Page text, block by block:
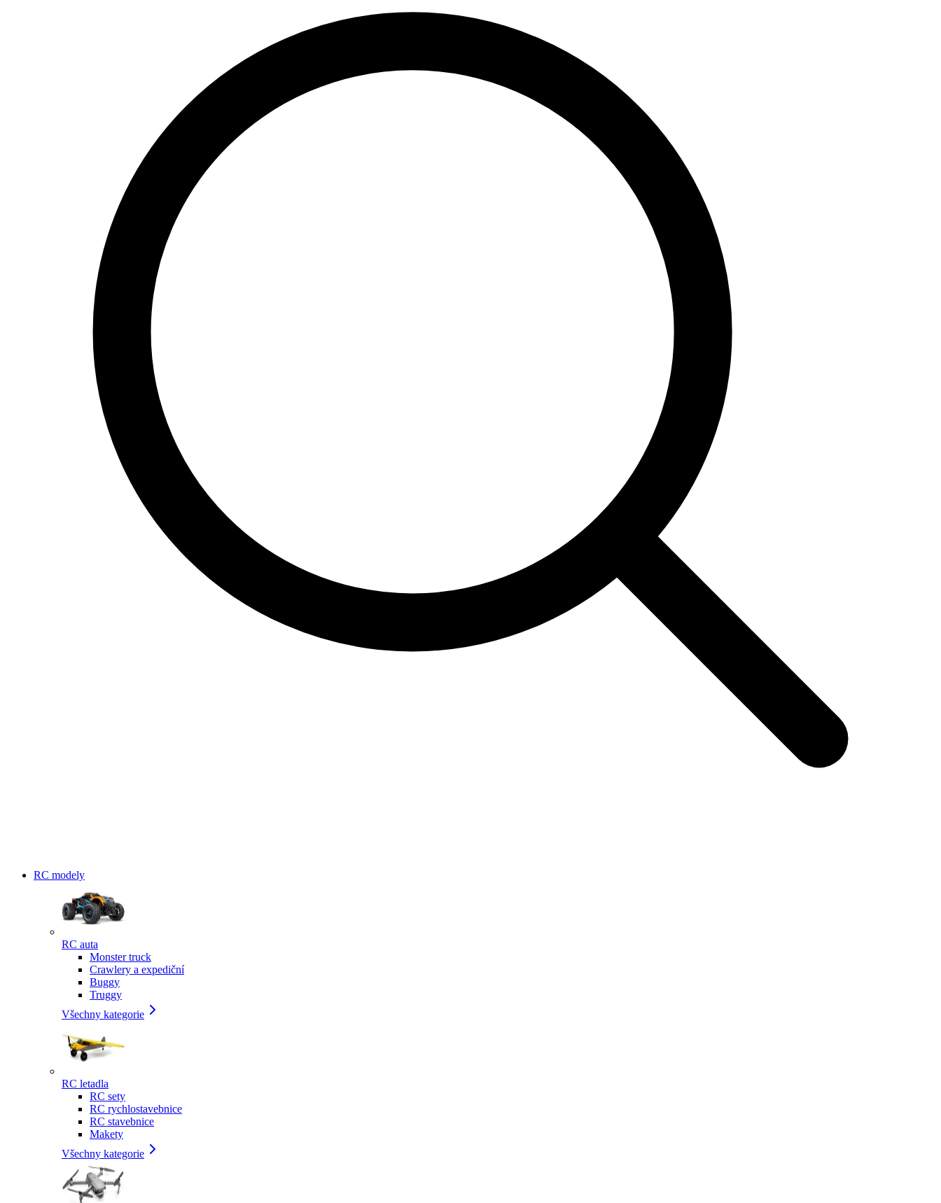
RC modely
RC auta
Monster truck
Crawlery a expediční
Buggy
Truggy
Všechny kategorie
RC letadla
RC sety
RC rychlostavebnice
RC stavebnice
Makety
Všechny kategorie